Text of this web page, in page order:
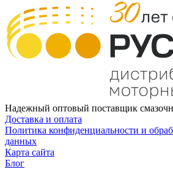
Надежный оптовый поставщик
Доставка и оплата
Политика конфиденциальности и
данных
Карта сайта
Блог